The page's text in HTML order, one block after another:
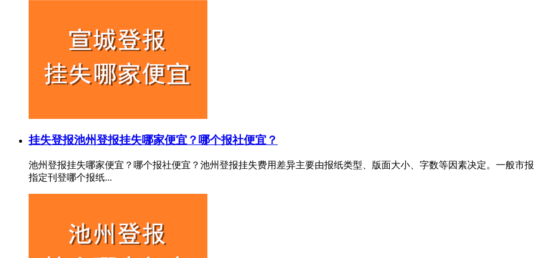
挂失登报池州登报挂失哪家便宜？哪个报社便宜？
池州登报挂失哪家便宜？哪个报社便宜？池州登报挂失费用差异主要由报纸类型、版面大小、字数等因素决定。一般市
指定刊登哪个报纸...